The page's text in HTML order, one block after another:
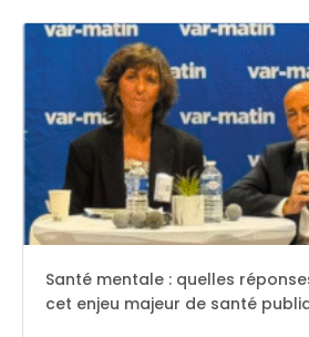
Santé mentale : quelles
cet enjeu majeur de santé